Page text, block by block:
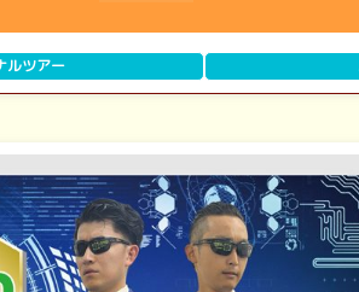
ルツアー